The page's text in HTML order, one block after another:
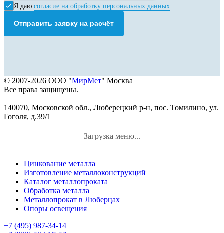
Я даю согласие на обработку персональных данных
Отправить заявку на расчёт
© 2007-2026 ООО "МирМет" Москва
Все права защищены.
140070, Московской обл., Люберецкий р-н, пос. Томилино, ул.
Гоголя, д.39/1
Загрузка меню...
Цинкование металла
Изготовление металлоконструкций
Каталог металлопроката
Обработка металла
Металлопрокат в Люберцах
Опоры освещения
+7 (495) 987-34-14